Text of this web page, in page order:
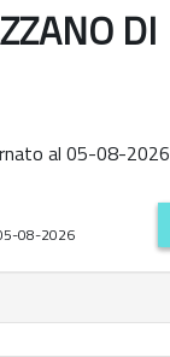
DI
al 05-08-2026
08-2026